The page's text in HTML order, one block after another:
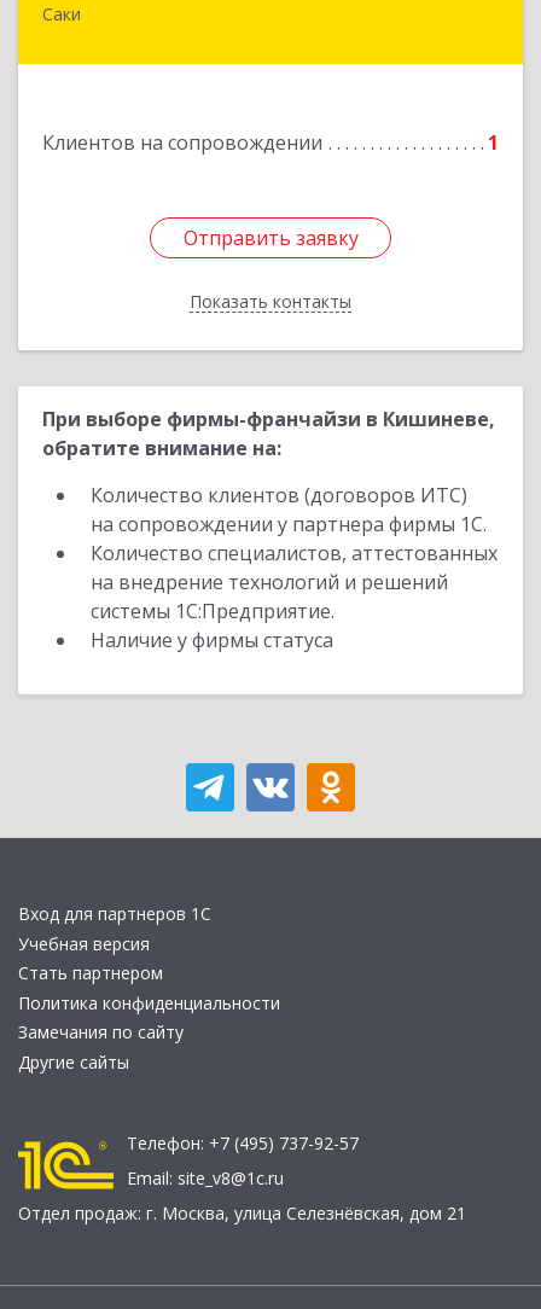
Саки
Клиентов на сопровождении 1
Отправить заявку
Показать контакты
Отправить заявку
Назад
При выборе фирмы-франчайзи в Кишиневе,
обратите внимание на:
Количество клиентов (договоров ИТС)
на сопровождении у партнера фирмы 1С.
Количество специалистов, аттестованных
на внедрение технологий и решений
системы 1С:Предприятие.
Наличие у фирмы статуса
Вход для партнеров 1С
Учебная версия
Стать партнером
Политика конфиденциальности
Замечания по сайту
Другие сайты
Телефон: +7 (495) 737-92-57
Email: site_v8@1c.ru
Отдел продаж: г. Москва, улица Селезнёвская, дом 21